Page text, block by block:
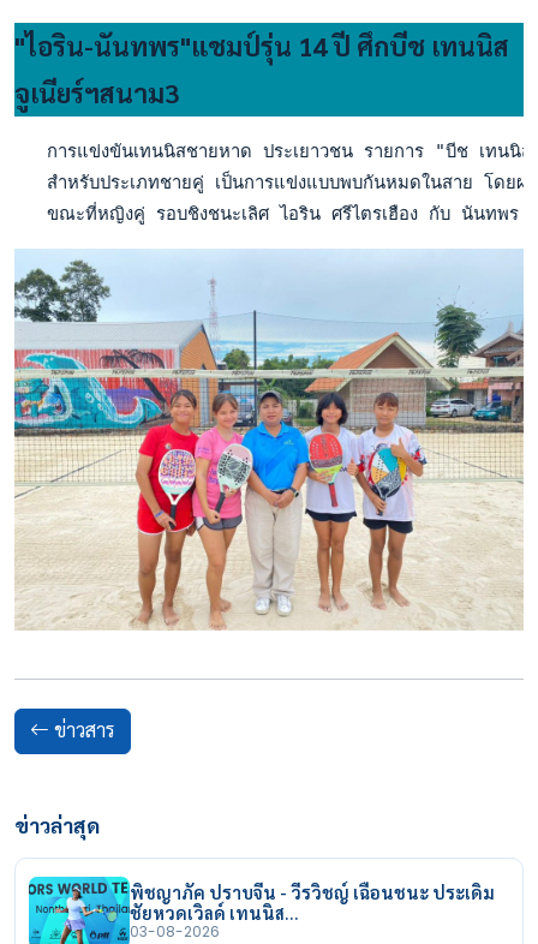
"ไอริน-นันทพร"แชมป์รุ่น 14 ปี ศึกบีช เทนนิส
จูเนียร์ฯสนาม3
การแข่งขันเทนนิสชายหาด ประเยาวชน รายการ "บีช เทน
สำหรับประเภทชายคู่ เป็นการแข่งแบบพบกันหมดในสาย โดย
ขณะที่หญิงคู่ รอบชิงชนะเลิศ ไอริน ศรีไตรเฮือง กับ นันทพร
ข่าวสาร
ข่าวล่าสุด
พิชญาภัค ปราบจีน - วีรวิชญ์ เฉือนชนะ ประเดิม
ชัยหวดเวิลด์ เทนนิส…
03-08-2026